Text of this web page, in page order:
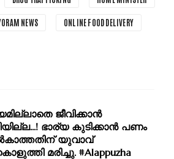
NEWS ONLINE FOOD DELIVERY
ജീവിക്കാൻ
ഭാര്യ കുടിക്കാൻ പണം
യുവാവ്
മരിച്ചു. #Alappuzha